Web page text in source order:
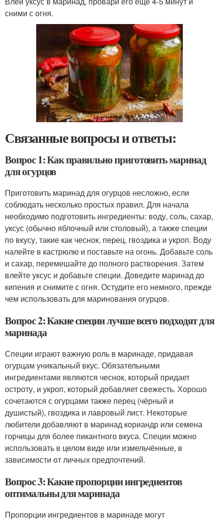
сними с огня.
Связанные вопросы и ответы:
Вопрос 1: Как правильно приготовить маринад
для огурцов
Приготовить маринад для огурцов несложно, если
соблюдать несколько простых правил. Для начала
необходимо подготовить ингредиенты: воду, соль, сахар,
уксус (обычно яблочный или столовый), а также специи
по вкусу, такие как чеснок, перец, гвоздика и укроп. Воду
налейте в кастрюлю и поставьте на огонь. Добавьте соль
и сахар, перемешайте до полного растворения. Затем
влейте уксус и добавьте специи. Доведите маринад до
кипения и снимите с огня. Остудите его немного, прежде
чем использовать для маринования огурцов.
Вопрос 2: Какие специи лучше всего подходят для
маринада
Специи играют важную роль в маринаде, придавая
огурцам уникальный вкус. Обязательными
ингредиентами являются чеснок, который придает
остроту, и укроп, который добавляет свежесть. Хорошо
сочетаются с огурцами также перец (чёрный и
душистый), гвоздика и лавровый лист. Некоторые
любители добавляют в маринад кориандр или семена
горчицы для более пикантного вкуса. Специи можно
использовать в целом виде или измельчённые, в
зависимости от личных предпочтений.
Вопрос 3: Какие пропорции ингредиентов
оптимальны для маринада
Пропорции ингредиентов в маринаде могут